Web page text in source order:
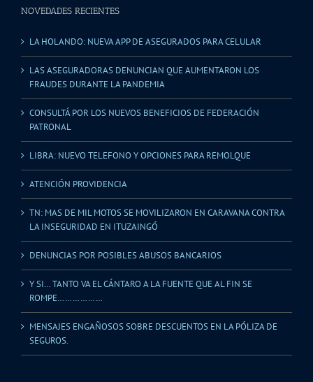
NOVEDADES RECIENTES
LA HOLANDO: NUEVA APP DE ASEGURADOS PARA CELULAR
LAS ASEGURADORAS DENUNCIAN QUE AUMENTARON LOS
FRAUDES DURANTE LA PANDEMIA
CONSULTÁ POR LOS NUEVOS BENEFICIOS DE FEDERACIÓN
PATRONAL
LIBRA: NUEVO TELEFONO Y OPCIONES PARA REMOLQUE
ATENCIÓN PROVIDENCIA
TN: MAS DE MIL MOTOS SE MOVILIZARON EN CARAVANA CONTRA
LA INSEGURIDAD EN ITUZAINGÓ
DENUNCIAS POR POSIBLES ABUSOS BANCARIOS
Y SI… TANTO VA EL CÁNTARO A LA FUENTE QUE AL FIN SE
ROMPE………………
MENSAJES ENGAÑOSOS SOBRE DESCUENTOS EN LA PÓLIZA DE
SEGUROS.